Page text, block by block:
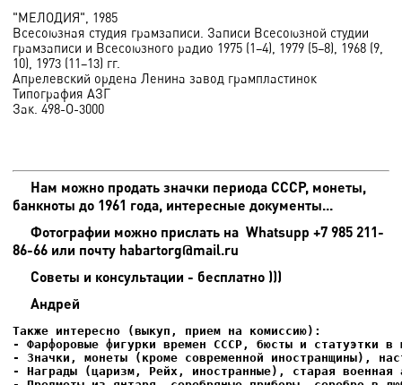
"МЕЛОДИЯ", 1985
Всесоюзная студия грамзаписи. Записи Всесоюзной студии
грамзаписи и Всесоюзного радио 1975 (1–4), 1979 (5–8), 1968 (9,
10), 1973 (11–13) гг.
Апрелевский ордена Ленина завод грампластинок
Типография АЗГ
Зак. 498-О-3000
Нам можно продать значки периода СССР, монеты,
банкноты до 1961 года, интересные документы...
Фотографии можно прислать на Whatsupp +7 985 211-
86-66 или почту habartorg@mail.ru
Советы и консультации - бесплатно )))
Андрей